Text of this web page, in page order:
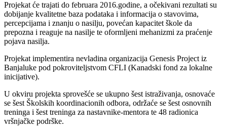
Projekat će trajati do februara 2016.godine, a očekivani rezultati su
dobijanje kvalitetne baza podataka i informacija o stavovima,
percepcijama i znanju o nasilju, povećan kapacitet škole da
prepozna i reaguje na nasilje te oformljeni mehanizmi za praćenje
pojava nasilja.
Projekat implementira nevladina organizacija Genesis Project iz
Banjaluke pod pokroviteljstvom CFLI (Kanadski fond za lokalne
inicijative).
U okviru projekta sprovešće se ukupno šest istraživanja, osnovaće
se šest Školskih koordinacionih odbora, održaće se šest osnovnih
treninga i šest treninga za nastavnike-mentora te 48 radionica
vršnjačke podrške.